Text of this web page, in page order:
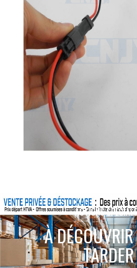
ACTIONS
À
TARDER